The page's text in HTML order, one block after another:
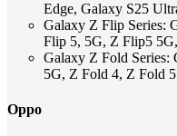
Edge, Galaxy S25
Galaxy Z Flip Series:
Flip 5, 5G, Z Flip5
Galaxy Z Fold
5G, Z Fold 4, Z Fold
Oppo